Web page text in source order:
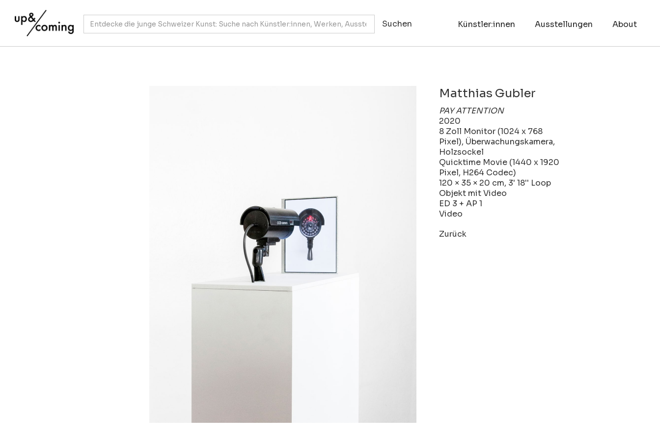
Künstler:innen Ausstellungen About
Matthias Gubler
PAY ATTENTION
2020
8 Zoll Monitor (1024 x 768
Pixel), Überwachungskamera,
Holzsockel
Quicktime Movie (1440 x 1920
Pixel, H264 Codec)
120 × 35 × 20 cm, 3' 18'' Loop
Objekt mit Video
ED 3 + AP 1
Video
Zurück